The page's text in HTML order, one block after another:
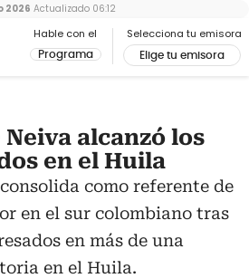
Hable con el
Programa
Selecciona tu emisora
Elige tu emisora
2026 Actualizado 06:12
alcanzó los
en el Huila
como referente de
en el sur colombiano tras
en más de una
en el Huila.